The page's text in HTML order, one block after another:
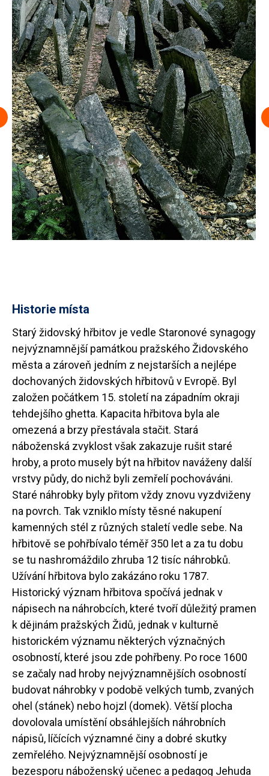
Historie místa
Starý židovský hřbitov je vedle Staronové synagogy
nejvýznamnější památkou pražského Židovského
města a zároveň jedním z nejstarších a nejlépe
dochovaných židovských hřbitovů v Evropě. Byl
založen počátkem 15. století na západním okraji
tehdejšího ghetta. Kapacita hřbitova byla ale
omezená a brzy přestávala stačit. Stará
náboženská zvyklost však zakazuje rušit staré
hroby, a proto musely být na hřbitov naváženy další
vrstvy půdy, do nichž byli zemřelí pochováváni.
Staré náhrobky byly přitom vždy znovu vyzdviženy
na povrch. Tak vzniklo místy těsné nakupení
kamenných stél z různých staletí vedle sebe. Na
hřbitově se pohřbívalo téměř 350 let a za tu dobu
se tu nashromáždilo zhruba 12 tisíc náhrobků.
Užívání hřbitova bylo zakázáno roku 1787.
Historický význam hřbitova spočívá jednak v
nápisech na náhrobcích, které tvoří důležitý pramen
k dějinám pražských Židů, jednak v kulturně
historickém významu některých význačných
osobností, které jsou zde pohřbeny. Po roce 1600
se začaly nad hroby nejvýznamnějších osobností
budovat náhrobky v podobě velkých tumb, zvaných
ohel (stánek) nebo hojzl (domek). Větší plocha
dovolovala umístění obsáhlejších náhrobních
nápisů, líčících významné činy a dobré skutky
zemřelého. Nejvýznamnější osobností je
bezesporu náboženský učenec a pedagog Jehuda